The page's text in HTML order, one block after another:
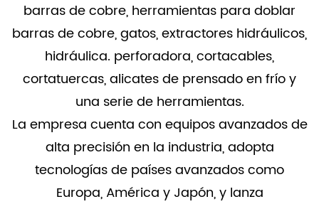
barras de cobre, herramientas para doblar
barras de cobre, gatos, extractores hidráulicos,
hidráulica. perforadora, cortacables,
cortatuercas, alicates de prensado en frío y
una serie de herramientas.
La empresa cuenta con equipos avanzados de
alta precisión en la industria, adopta
tecnologías de países avanzados como
Europa, América y Japón, y lanza